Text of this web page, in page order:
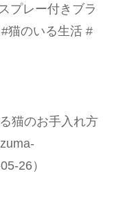
プレー付きブラ
猫のいる生活 #
猫のお手入れ方
26）